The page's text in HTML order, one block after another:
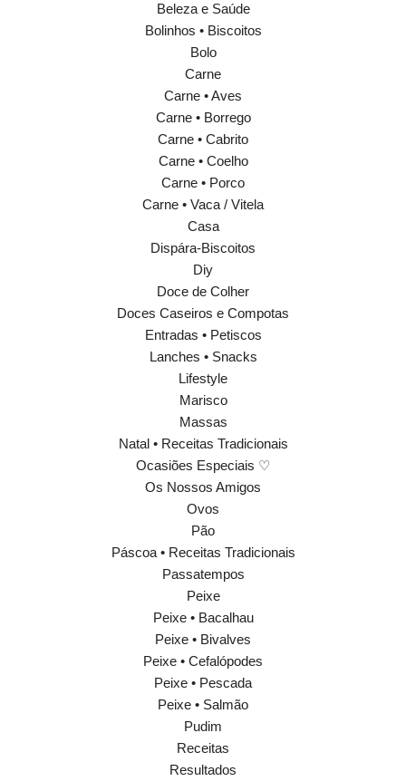
Beleza e Saúde
Bolinhos • Biscoitos
Bolo
Carne
Carne • Aves
Carne • Borrego
Carne • Cabrito
Carne • Coelho
Carne • Porco
Carne • Vaca / Vitela
Casa
Dispára-Biscoitos
Diy
Doce de Colher
Doces Caseiros e Compotas
Entradas • Petiscos
Lanches • Snacks
Lifestyle
Marisco
Massas
Natal • Receitas Tradicionais
Ocasiões Especiais ♡
Os Nossos Amigos
Ovos
Pão
Páscoa • Receitas Tradicionais
Passatempos
Peixe
Peixe • Bacalhau
Peixe • Bivalves
Peixe • Cefalópodes
Peixe • Pescada
Peixe • Salmão
Pudim
Receitas
Resultados